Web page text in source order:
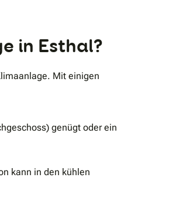
in Esthal?
Mit einigen
genügt oder ein
kann in den kühlen